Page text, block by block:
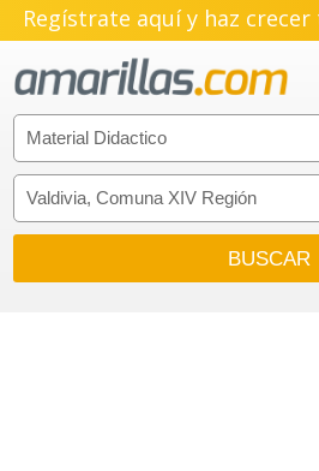
Regístrate aquí y haz crecer